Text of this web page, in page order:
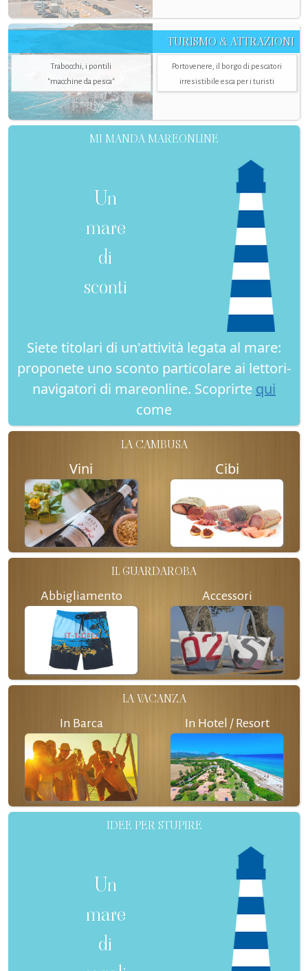
TURISMO & ATTRAZIONI
Trabocchi, i pontili
"macchine da pesca"
Portovenere, il borgo di pescatori
irresistibile esca per i turisti
MI MANDA MAREONLINE
Un
mare
di
sconti
Siete titolari di un'attività legata al mare:
proponete uno sconto particolare ai lettori-
navigatori di mareonline. Scoprirte qui
come
LA CAMBUSA
Vini Cibi
IL GUARDAROBA
Abbigliamento Accessori
LA VACANZA
In Barca In Hotel / Resort
IDEE PER STUPIRE
Un
mare
di